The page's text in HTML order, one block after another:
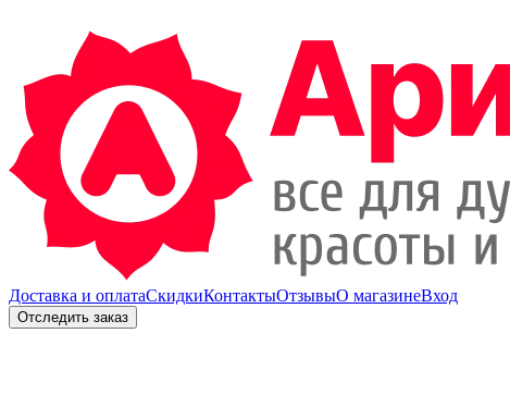
Доставка и оплатаСкидкиКонтактыОтзывыО магазинеВход
Отследить заказ